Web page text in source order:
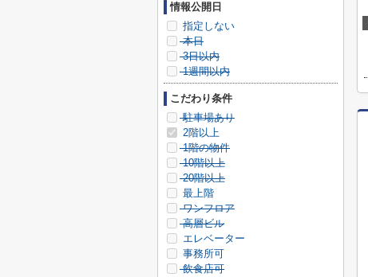
情報公開日
指定しない
本日
3日以内
1週間以内
こだわり条件
駐車場あり
2階以上
1階の物件
10階以上
20階以上
最上階
ワンフロア
高層ビル
エレベーター
事務所可
飲食店可